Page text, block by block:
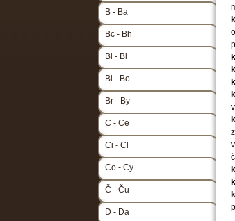
B - Ba
Bc - Bh
Bi - Bi
Bl - Bo
Br - By
C - Ce
Ci - Cl
Co - Cy
Č - Ču
D - Da